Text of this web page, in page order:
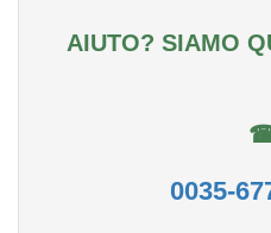
AIUTO? SIAMO
0035-